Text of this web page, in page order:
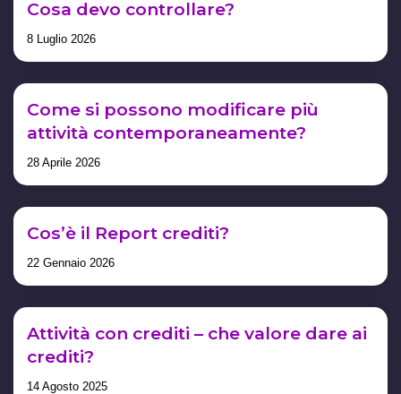
Cosa devo controllare?
8 Luglio 2026
Come si possono modificare più
attività contemporaneamente?
28 Aprile 2026
Cos’è il Report crediti?
22 Gennaio 2026
Attività con crediti – che valore dare ai
crediti?
14 Agosto 2025